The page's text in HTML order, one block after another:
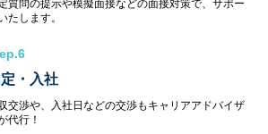
質問の提示や模擬面接などの面接対策で、サポー
たします。
・入社
交渉や、入社日などの交渉もキャリアアドバイザ
代行！